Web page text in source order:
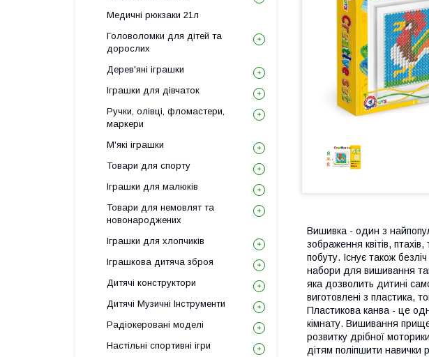
Вишивка - один з
зображення квітів,
побуту. Існує також
набори для вишивання
яка дозволить дитині
виготовлені з пластика,
Пластикова канва - це
кімнату. Вишивання
розвитку дрібної
дітям поліпшити навички
Медичні рюкзаки 21л
Головоломки для дітей та
дорослих
Дерев'яні іграшки
Іграшки для дівчаток
Ручки, олівці, фломастери,
маркери
М'які іграшки
Товари для спорту
Іграшки для малюків
Товари для немовлят та
новонароджених
Іграшки для хлопчиків
Іграшкова дитяча зброя
Дитячі конструктори
Дитячі Музичні Інструменти
Радіокеровані моделі
Настільні спортивні ігри